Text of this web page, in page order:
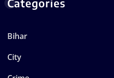
Categories
Bihar
City